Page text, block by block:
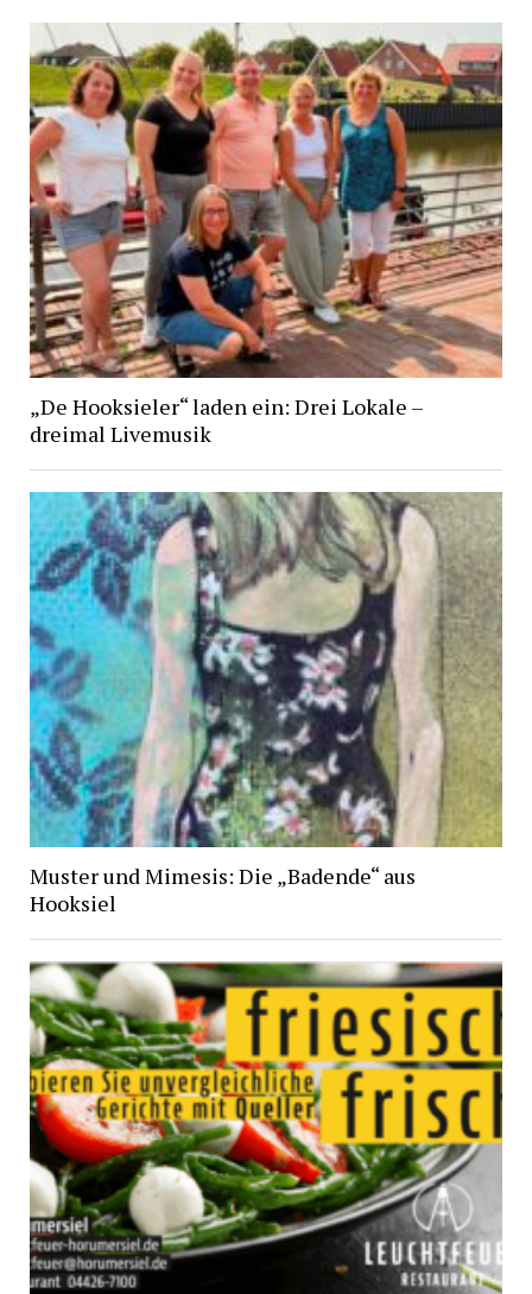
„De Hooksieler“ laden ein: Drei Lokale –
dreimal Livemusik
Muster und Mimesis: Die „Badende“ aus
Hooksiel